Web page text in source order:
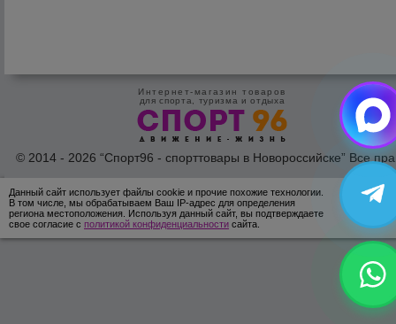
Интернет-магазин товаров
для спорта, туризма и отдыха
© 2014 - 2026 “Спорт96 - спорттовары в Новороссийске” Все
Согласие на обработку персональных
Данный сайт использует файлы cookie и прочие похожие технологии.
В том числе, мы обрабатываем Ваш IP-адрес для определения
региона местоположения. Используя данный сайт, вы подтверждаете
свое согласие с политикой конфиденциальности сайта.
ОК